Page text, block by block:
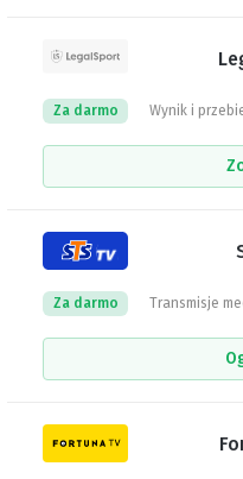
Wynik i
Za darmo
Transmisje
Za darmo